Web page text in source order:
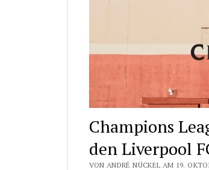
Champions
den Liverpool
VON ANDRÉ NÜCKEL AM 19.